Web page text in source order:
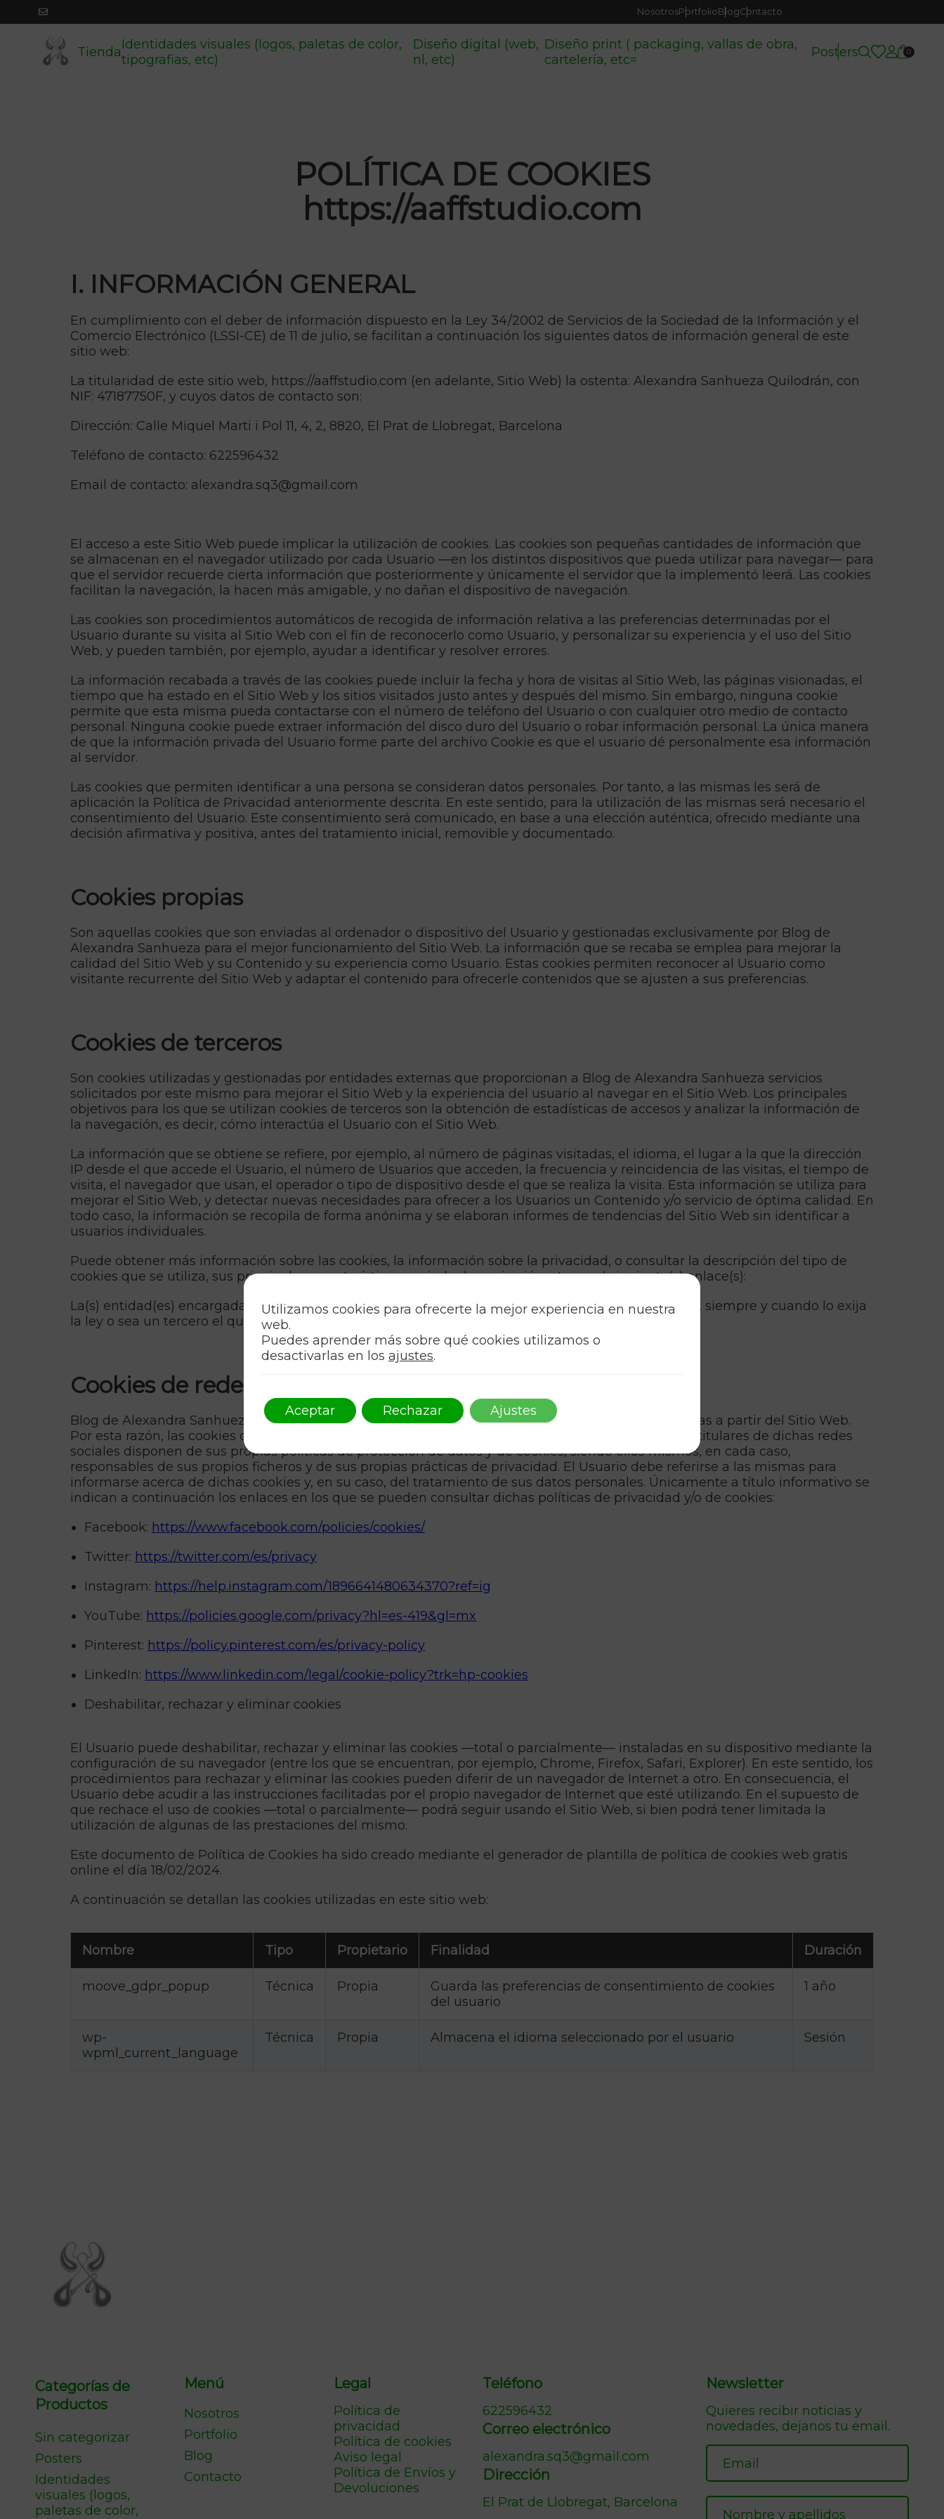
NosotrosPortfolioBlogContacto
TiendaIdentidades visuales (logos, paletas de color,
tipografias, etc)
Diseño digital (web,
nl, etc)
Diseño print ( packaging, vallas de obra,
cartelería, etc=
Posters 0
POLÍTICA DE COOKIES
https://aaffstudio.com
I. INFORMACIÓN GENERAL
En cumplimiento con el deber de información dispuesto en la Ley 34/2002 de Servicios de la Sociedad de la Información y el
Comercio Electrónico (LSSI-CE) de 11 de julio, se facilitan a continuación los siguientes datos de información general de este
sitio web:
La titularidad de este sitio web, https://aaffstudio.com (en adelante, Sitio Web) la ostenta: Alexandra Sanhueza Quilodrán, con
NIF: 47187750F, y cuyos datos de contacto son:
Dirección: Calle Miquel Marti i Pol 11, 4, 2, 8820, El Prat de Llobregat, Barcelona
Teléfono de contacto: 622596432
Email de contacto: alexandra.sq3@gmail.com
El acceso a este Sitio Web puede implicar la utilización de cookies. Las cookies son pequeñas cantidades de información que
se almacenan en el navegador utilizado por cada Usuario —en los distintos dispositivos que pueda utilizar para navegar— para
que el servidor recuerde cierta información que posteriormente y únicamente el servidor que la implementó leerá. Las cookies
facilitan la navegación, la hacen más amigable, y no dañan el dispositivo de navegación.
Las cookies son procedimientos automáticos de recogida de información relativa a las preferencias determinadas por el
Usuario durante su visita al Sitio Web con el fin de reconocerlo como Usuario, y personalizar su experiencia y el uso del Sitio
Web, y pueden también, por ejemplo, ayudar a identificar y resolver errores.
La información recabada a través de las cookies puede incluir la fecha y hora de visitas al Sitio Web, las páginas visionadas, el
tiempo que ha estado en el Sitio Web y los sitios visitados justo antes y después del mismo. Sin embargo, ninguna cookie
permite que esta misma pueda contactarse con el número de teléfono del Usuario o con cualquier otro medio de contacto
personal. Ninguna cookie puede extraer información del disco duro del Usuario o robar información personal. La única manera
de que la información privada del Usuario forme parte del archivo Cookie es que el usuario dé personalmente esa información
al servidor.
Las cookies que permiten identificar a una persona se consideran datos personales. Por tanto, a las mismas les será de
aplicación la Política de Privacidad anteriormente descrita. En este sentido, para la utilización de las mismas será necesario el
consentimiento del Usuario. Este consentimiento será comunicado, en base a una elección auténtica, ofrecido mediante una
decisión afirmativa y positiva, antes del tratamiento inicial, removible y documentado.
Cookies propias
Son aquellas cookies que son enviadas al ordenador o dispositivo del Usuario y gestionadas exclusivamente por Blog de
Alexandra Sanhueza para el mejor funcionamiento del Sitio Web. La información que se recaba se emplea para mejorar la
calidad del Sitio Web y su Contenido y su experiencia como Usuario. Estas cookies permiten reconocer al Usuario como
visitante recurrente del Sitio Web y adaptar el contenido para ofrecerle contenidos que se ajusten a sus preferencias.
Cookies de terceros
Son cookies utilizadas y gestionadas por entidades externas que proporcionan a Blog de Alexandra Sanhueza servicios
solicitados por este mismo para mejorar el Sitio Web y la experiencia del usuario al navegar en el Sitio Web. Los principales
objetivos para los que se utilizan cookies de terceros son la obtención de estadísticas de accesos y analizar la información de
la navegación, es decir, cómo interactúa el Usuario con el Sitio Web.
La información que se obtiene se refiere, por ejemplo, al número de páginas visitadas, el idioma, el lugar a la que la dirección
IP desde el que accede el Usuario, el número de Usuarios que acceden, la frecuencia y reincidencia de las visitas, el tiempo de
visita, el navegador que usan, el operador o tipo de dispositivo desde el que se realiza la visita. Esta información se utiliza para
mejorar el Sitio Web, y detectar nuevas necesidades para ofrecer a los Usuarios un Contenido y/o servicio de óptima calidad. En
todo caso, la información se recopila de forma anónima y se elaboran informes de tendencias del Sitio Web sin identificar a
usuarios individuales.
Puede obtener más información sobre las cookies, la información sobre la privacidad, o consultar la descripción del tipo de
cookies que se utiliza, sus principales características, periodo de expiración, etc. en el siguiente(s) enlace(s):
La(s) entidad(es) encargada(s) del suministro de cookies podrá(n) ceder esta información a terceros, siempre y cuando lo exija
la ley o sea un tercero el que procese esta información para dichas entidades.
Cookies de redes sociales
Blog de Alexandra Sanhueza incorpora plugins de redes sociales, que permiten acceder a las mismas a partir del Sitio Web.
Por esta razón, las cookies de redes sociales pueden almacenarse en el navegador del Usuario. Los titulares de dichas redes
sociales disponen de sus propias políticas de protección de datos y de cookies, siendo ellos mismos, en cada caso,
responsables de sus propios ficheros y de sus propias prácticas de privacidad. El Usuario debe referirse a las mismas para
informarse acerca de dichas cookies y, en su caso, del tratamiento de sus datos personales. Únicamente a título informativo se
indican a continuación los enlaces en los que se pueden consultar dichas políticas de privacidad y/o de cookies:
Facebook: https://www.facebook.com/policies/cookies/
Twitter: https://twitter.com/es/privacy
Instagram: https://help.instagram.com/1896641480634370?ref=ig
YouTube: https://policies.google.com/privacy?hl=es-419&gl=mx
Pinterest: https://policy.pinterest.com/es/privacy-policy
LinkedIn: https://www.linkedin.com/legal/cookie-policy?trk=hp-cookies
Deshabilitar, rechazar y eliminar cookies
El Usuario puede deshabilitar, rechazar y eliminar las cookies —total o parcialmente— instaladas en su dispositivo mediante la
configuración de su navegador (entre los que se encuentran, por ejemplo, Chrome, Firefox, Safari, Explorer). En este sentido, los
procedimientos para rechazar y eliminar las cookies pueden diferir de un navegador de Internet a otro. En consecuencia, el
Usuario debe acudir a las instrucciones facilitadas por el propio navegador de Internet que esté utilizando. En el supuesto de
que rechace el uso de cookies —total o parcialmente— podrá seguir usando el Sitio Web, si bien podrá tener limitada la
utilización de algunas de las prestaciones del mismo.
Este documento de Política de Cookies ha sido creado mediante el generador de plantilla de política de cookies web gratis
online el día 18/02/2024.
A continuación se detallan las cookies utilizadas en este sitio web:
Nombre Tipo Propietario Finalidad Duración
moove_gdpr_popup Técnica Propia
Guarda las preferencias de consentimiento de cookies
del usuario
1 año
wp-
wpml_current_language
Técnica Propia Almacena el idioma seleccionado por el usuario Sesión
Categorías de
Productos
Sin categorizar
Posters
Identidades
visuales (logos,
paletas de color,
Menú
Nosotros
Portfolio
Blog
Contacto
Legal
Política de
privacidad
Política de cookies
Aviso legal
Política de Envíos y
Devoluciones
Teléfono
622596432
Correo electrónico
alexandra.sq3@gmail.com
Dirección
El Prat de Llobregat, Barcelona
Newsletter
Quieres recibir noticias y
novedades, dejanos tu email.
Utilizamos cookies para ofrecerte la mejor experiencia en nuestra
web.
Puedes aprender más sobre qué cookies utilizamos o
desactivarlas en los ajustes.
Aceptar Rechazar Ajustes